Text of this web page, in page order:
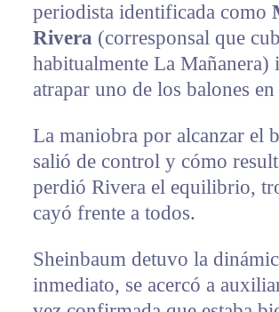
periodista identificada como
Rivera (corresponsal que
habitualmente La Mañanera)
atrapar uno de los balones
La maniobra por alcanzar el
salió de control y cómo
perdió Rivera el equilibrio,
cayó frente a todos.
Sheinbaum detuvo la
inmediato, se acercó a